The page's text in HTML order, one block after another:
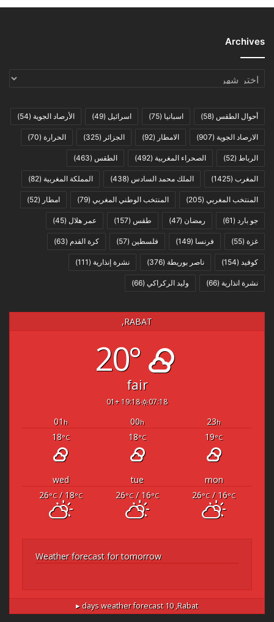
Archives
Archives
أحوال الطقس (58) اسبانيا (75) اسرائيل (49) الأرصاد الجوية (54)
الارصاد الجوية (907) الامطار (92) الجزائر (325) الحرارة (70)
الرباط (52) الصحراء المغربية (492) الطقس (463)
المغرب (1425) الملك محمد السادس (438) المملكة المغربية (82)
المنتخب المغربي (205) المنتخب الوطني المغربي (79) امطار (52)
جو بارد (61) رمضان (47) طقس (157) عمر هلال (45)
غزة (55) فرنسا (149) فلسطين (57) كرة القدم (63)
كوفيد (154) ناصر بوريطة (376) نشرة إنذارية (111)
نشرة انذارية (66) وليد الركراكي (66)
RABAT,
20°
fair
07:18
19:18 +01
23h
00h
01 h
19°C
18°C
18°C
mon
tue
wed
26°C/ 16°C
26°C/ 16°C
26°C/ 18°C
Weather forecast for tomorrow
Rabat,
10 days weather forecast ▸